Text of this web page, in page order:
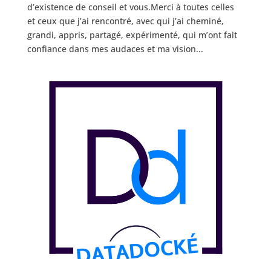
d’existence de conseil et vous.Merci à toutes celles
et ceux que j’ai rencontré, avec qui j’ai cheminé,
grandi, appris, partagé, expérimenté, qui m’ont fait
confiance dans mes audaces et ma vision...